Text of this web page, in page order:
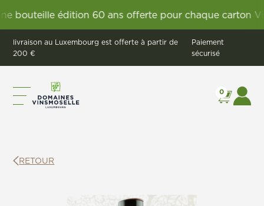
édition 60 ans offerte pour chaque carton
livraison au Luxembourg est offerte à partir de
200 €
Paiement
sécurisé
0
RETOUR